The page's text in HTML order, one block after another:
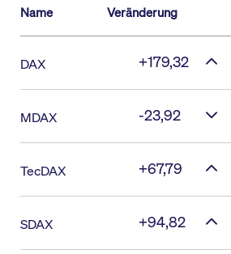
Name Veränderung
DAX +179,32
MDAX -23,92
TecDAX +67,79
SDAX +94,82